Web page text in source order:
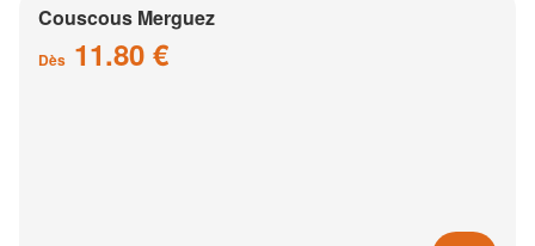
Couscous Merguez
Dès 11.80 €